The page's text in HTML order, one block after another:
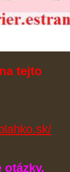
tejto
otázky,